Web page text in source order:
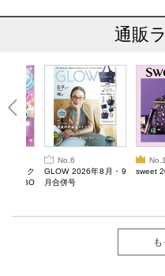
通販
るスク
ぷにBO
No.6
GLOW 2026年8月・9
月合併号
No.1
sweet